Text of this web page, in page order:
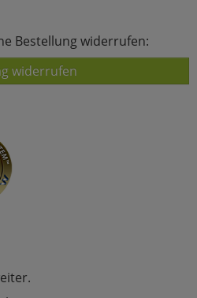
Bestellung widerrufen:
widerrufen